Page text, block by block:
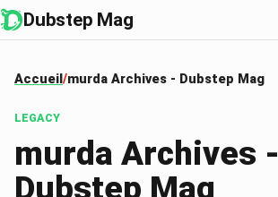
Dubstep Mag
Accueil murda Archives - Dubstep Mag
LEGACY
murda Archives -
Dubstep Mag